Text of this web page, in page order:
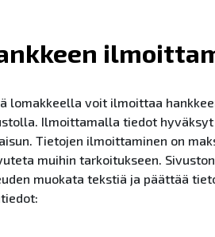
lomakkeella voit ilmoittaa
Ilmoittamalla tiedot
Tietojen ilmoittaminen on
muihin tarkoitukseen.
muokata tekstiä ja päättää